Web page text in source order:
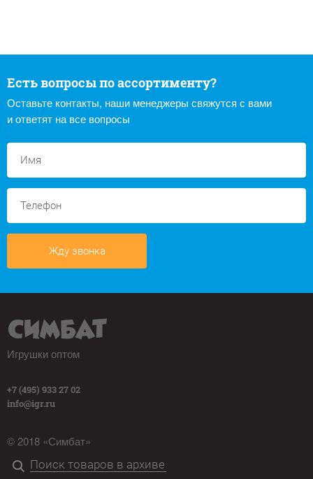
Есть вопросы по ассортименту?
Оставьте контакты, наши менеджеры свяжутся с вами
и ответят на все вопросы
Жду звонка
Игрушки оптом
+7 (495) 933 27 02
info@igr.ru
© 2018 «Симбат»